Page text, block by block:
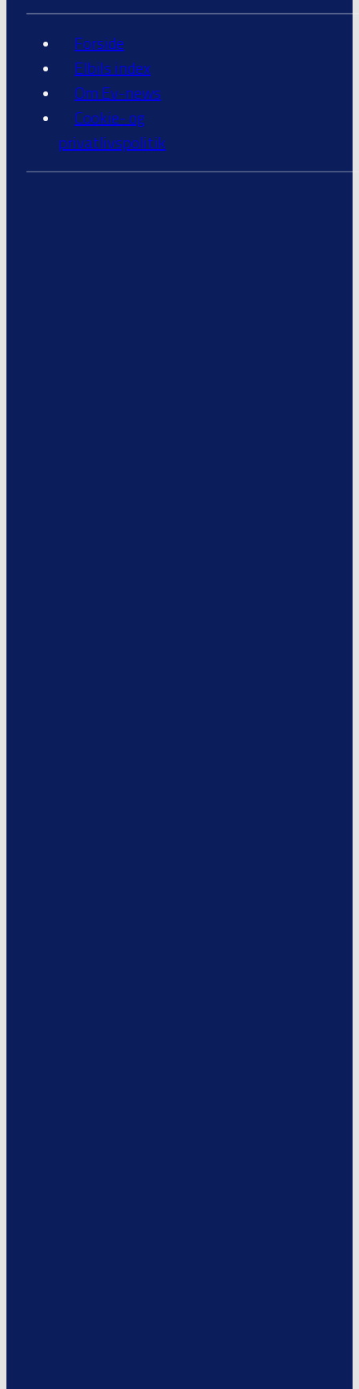
Forside
Elbils index
Om Ev-news
Cookie- og
privatlivspolitik